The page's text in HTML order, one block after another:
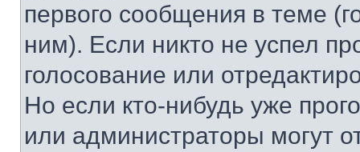
первого сообщения в теме
ним). Если никто не успел
голосование или
Но если кто-нибудь уже
или администраторы могут